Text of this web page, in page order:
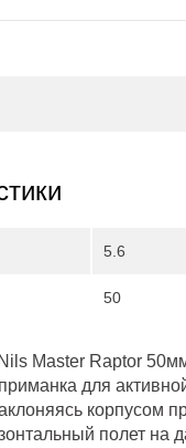
5.6
50
Master Raptor
для
корпусом
полет на